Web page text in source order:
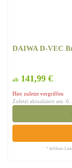
DAIWA D-VEC
ab 141,99 €
Hier zuletzt vergriffen
Zuletzt aktualisiert am:
* Affiliate-